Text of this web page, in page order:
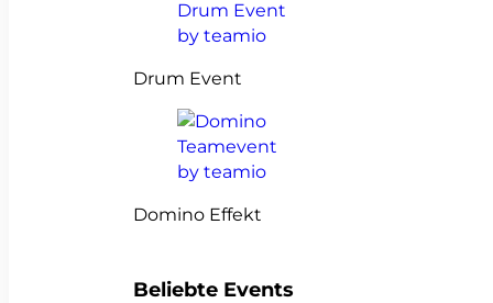
Drum Event
Domino Effekt
Beliebte Events